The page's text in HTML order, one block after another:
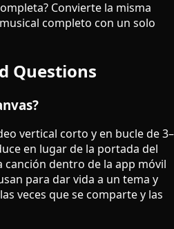
Convierte la misma
completo con un solo
Questions
vertical corto y en bucle de 3–
en lugar de la portada del
canción dentro de la app móvil
para dar vida a un tema y
veces que se comparte y las